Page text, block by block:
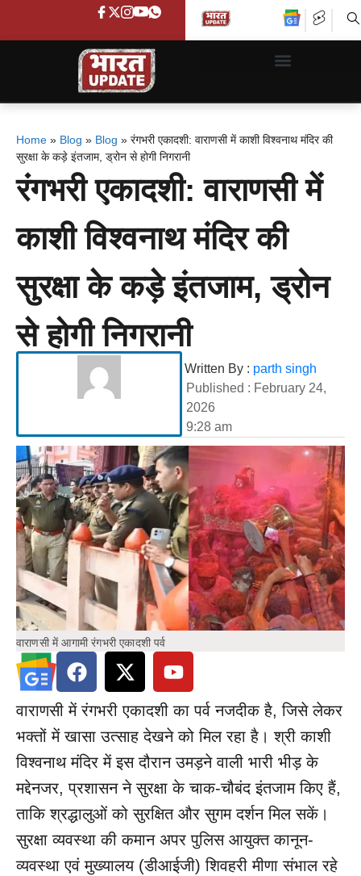
Home » Blog » Blog » रंगभरी एकादशी: वाराणसी में काशी विश्वनाथ मंदिर की
सुरक्षा के कड़े इंतजाम, ड्रोन से होगी निगरानी
रंगभरी एकादशी: वाराणसी में
काशी विश्वनाथ मंदिर की
सुरक्षा के कड़े इंतजाम, ड्रोन
से होगी निगरानी
Written By : parth singh
Published : February 24,
2026
9:28 am
वाराणसी में आगामी रंगभरी एकादशी पर्व
वाराणसी में रंगभरी एकादशी का पर्व नजदीक है, जिसे लेकर
भक्तों में खासा उत्साह देखने को मिल रहा है। श्री काशी
विश्वनाथ मंदिर में इस दौरान उमड़ने वाली भारी भीड़ के
मद्देनजर, प्रशासन ने सुरक्षा के चाक-चौबंद इंतजाम किए हैं,
ताकि श्रद्धालुओं को सुरक्षित और सुगम दर्शन मिल सकें।
सुरक्षा व्यवस्था की कमान अपर पुलिस आयुक्त कानून-
व्यवस्था एवं मुख्यालय (डीआईजी) शिवहरी मीणा संभाल रहे